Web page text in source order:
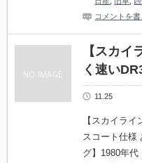
コメントを書
【スカイ
く速い
11.25
【スカイラ
スコート仕様
グ】1980年